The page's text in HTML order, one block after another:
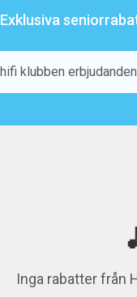
Exklusiva
Inga rabatter från